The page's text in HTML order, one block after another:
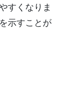
すくなりま
示すことが